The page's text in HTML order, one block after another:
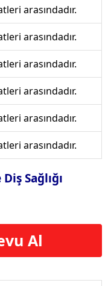
arasındadır.
arasındadır.
arasındadır.
arasındadır.
arasındadır.
arasındadır.
Sağlığı
Al